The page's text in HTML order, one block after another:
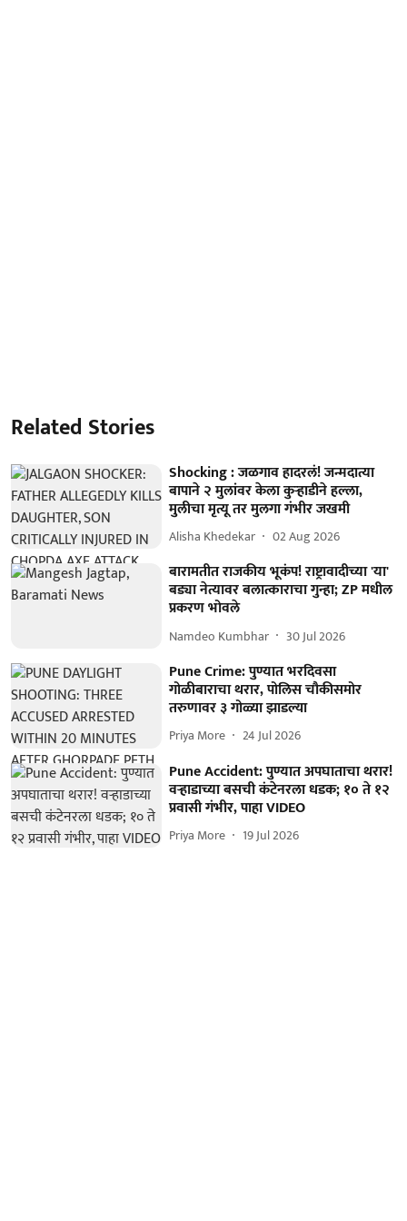
Related Stories
Shocking : जळगाव हादरलं! जन्मदात्या
बापाने २ मुलांवर केला कुऱ्हाडीने हल्ला,
मुलीचा मृत्यू तर मुलगा गंभीर जखमी
Alisha Khedekar 02 Aug 2026
बारामतीत राजकीय भूकंप! राष्ट्रावादीच्या 'या'
बड्या नेत्यावर बलात्काराचा गुन्हा; ZP मधील
प्रकरण भोवले
Namdeo Kumbhar 30 Jul 2026
Pune Crime: पुण्यात भरदिवसा
गोळीबाराचा थरार, पोलिस चौकीसमोर
तरुणावर ३ गोळ्या झाडल्या
Priya More 24 Jul 2026
Pune Accident: पुण्यात अपघाताचा थरार!
वऱ्हाडाच्या बसची कंटेनरला धडक; १० ते १२
प्रवासी गंभीर, पाहा VIDEO
Priya More 19 Jul 2026